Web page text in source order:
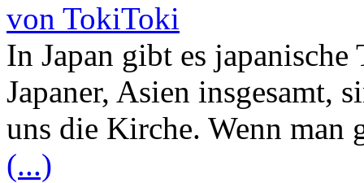
von TokiToki
In Japan gibt es
Japaner, Asien insgesamt,
uns die Kirche. Wenn man
(...)